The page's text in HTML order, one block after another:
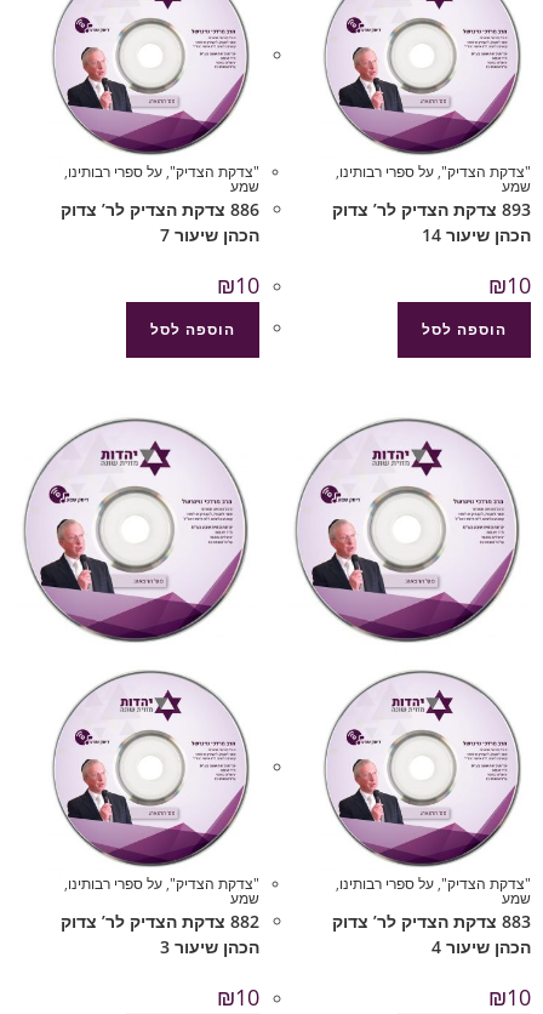
"צדקת הצדיק",על ספרי רבותינו,
שמע
893 צדקת הצדיק לר’ צדוק
הכהן שיעור 14
₪10
הוספה לסל
"צדקת הצדיק",על ספרי רבותינו,
שמע
886 צדקת הצדיק לר’ צדוק
הכהן שיעור 7
₪10
הוספה לסל
"צדקת הצדיק",על ספרי רבותינו,
שמע
883 צדקת הצדיק לר’ צדוק
הכהן שיעור 4
₪10
"צדקת הצדיק",על ספרי רבותינו,
שמע
882 צדקת הצדיק לר’ צדוק
הכהן שיעור 3
₪10